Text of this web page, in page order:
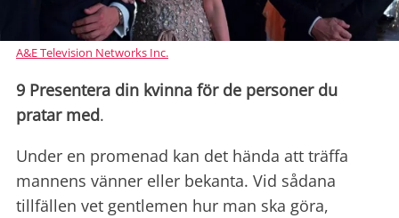
A&E Television Networks Inc.
9 Presentera din kvinna för de personer du
pratar med.
Under en promenad kan det hända att träffa
mannens vänner eller bekanta. Vid sådana
tillfällen vet gentlemen hur man ska göra,